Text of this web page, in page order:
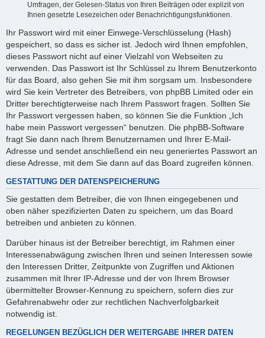
Umfragen, der Gelesen-Status von Ihren Beiträgen oder explizit von
Ihnen gesetzte Lesezeichen oder Benachrichtigungsfunktionen.
Ihr Passwort wird mit einer Einwege-Verschlüsselung (Hash)
gespeichert, so dass es sicher ist. Jedoch wird Ihnen empfohlen,
dieses Passwort nicht auf einer Vielzahl von Webseiten zu
verwenden. Das Passwort ist Ihr Schlüssel zu Ihrem Benutzerkonto
für das Board, also gehen Sie mit ihm sorgsam um. Insbesondere
wird Sie kein Vertreter des Betreibers, von phpBB Limited oder ein
Dritter berechtigterweise nach Ihrem Passwort fragen. Sollten Sie
Ihr Passwort vergessen haben, so können Sie die Funktion „Ich
habe mein Passwort vergessen“ benutzen. Die phpBB-Software
fragt Sie dann nach Ihrem Benutzernamen und Ihrer E-Mail-
Adresse und sendet anschließend ein neu generiertes Passwort an
diese Adresse, mit dem Sie dann auf das Board zugreifen können.
GESTATTUNG DER DATENSPEICHERUNG
Sie gestatten dem Betreiber, die von Ihnen eingegebenen und
oben näher spezifizierten Daten zu speichern, um das Board
betreiben und anbieten zu können.
Darüber hinaus ist der Betreiber berechtigt, im Rahmen einer
Interessenabwägung zwischen Ihren und seinen Interessen sowie
den Interessen Dritter, Zeitpunkte von Zugriffen und Aktionen
zusammen mit Ihrer IP-Adresse und der von Ihrem Browser
übermittelter Browser-Kennung zu speichern, sofern dies zur
Gefahrenabwehr oder zur rechtlichen Nachverfolgbarkeit
notwendig ist.
REGELUNGEN BEZÜGLICH DER WEITERGABE IHRER DATEN